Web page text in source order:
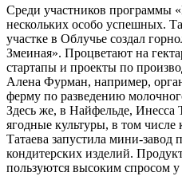
Среди участников программы
нескольких особо успешных.
участке в Облучье создал
Змеиная». Процветают на
стартапы и проекты по
Алена Фурман, например,
ферму по разведению
Здесь же, в Найфельде, Инесса
ягодные культуры, в том
Татаева запустила мини-завод
кондитерских изделий.
пользуются высоким спросом